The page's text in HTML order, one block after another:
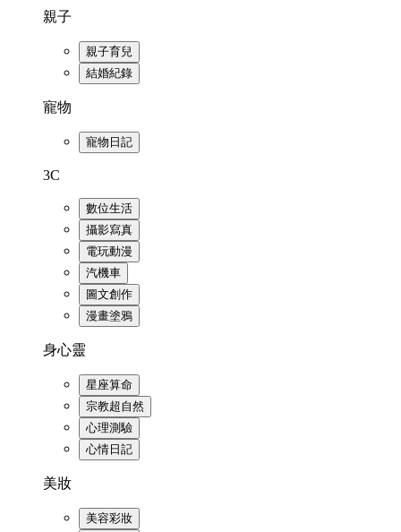
親子
親子育兒
結婚紀錄
寵物
寵物日記
3C
數位生活
攝影寫真
電玩動漫
汽機車
圖文創作
漫畫塗鴉
身心靈
星座算命
宗教超自然
心理測驗
心情日記
美妝
美容彩妝